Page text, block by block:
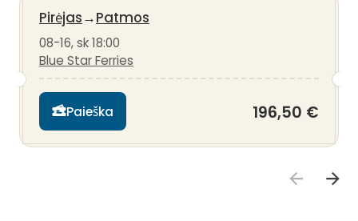
Pirėjas→Patmos
08-16, sk 18:00
Blue Star Ferries
Paieška 196,50 €